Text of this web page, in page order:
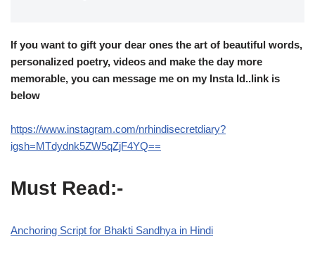
If you want to gift your dear ones the art of beautiful words,
personalized poetry, videos and make the day more
memorable, you can message me on my Insta Id..link is
below
https://www.instagram.com/nrhindisecretdiary?
igsh=MTdydnk5ZW5qZjF4YQ==
Must Read:-
Anchoring Script for Bhakti Sandhya in Hindi